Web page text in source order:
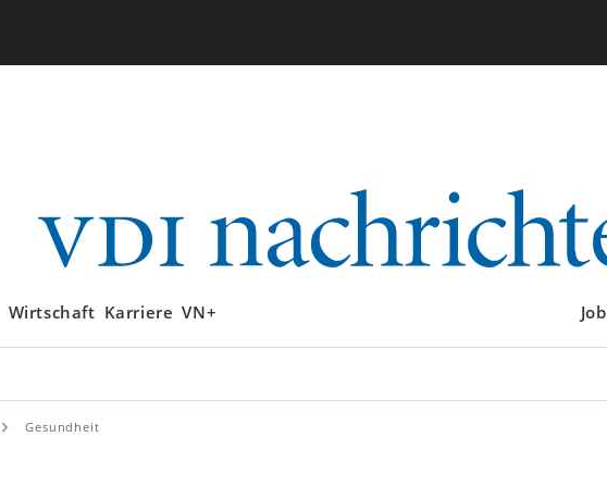
Wirtschaft Karriere VN+
Gesundheit